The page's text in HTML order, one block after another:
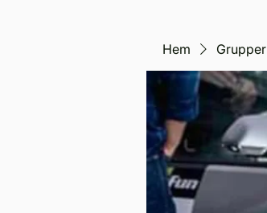
Hem Grupper